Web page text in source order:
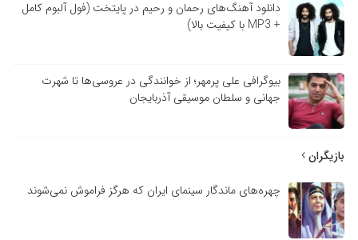
دانلود آهنگ‌های رحمان و رحیم در پایتخت (فول آلبوم کامل
+ MP3 با کیفیت بالا)
بیوگرافی علی پرمهر؛ از خوانندگی در عروسی‌ها تا شهرت
جهانی و سلطان موسیقی آذربایجان
بازیگران
چهره‌های ماندگار سینمای ایران که هرگز فراموش نمی‌شوند